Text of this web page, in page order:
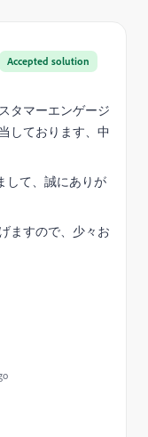
Accepted solution
タマーエンゲージ
しております、中
して、誠にありが
ますので、少々お